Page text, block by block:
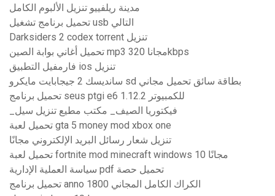
مدينة ريلفييو تنزيل الألبوم الكامل
تحميل برنامج تشغيل usb التالي
Darksiders 2 codex torrent تنزيل
تحميل أغاني بوابة الصين mp3 مجانا 320kbps
فارمفيل التطبيق ios تنزيل
سانديسك 2 جيجابايت مايكرو sd بطاقة سائق تحميل مجاني
تحميل برنامج seus ptgi e6 1.12.2 للكمبيوتر
_فيكتوريا الصيف_ مكتب مطيع تنزيل سيل
تحميل لعبة gta 5 money mod xbox one
تنزيل شعار رسائل البريد الإلكتروني مجانًا
تحميل لعبة fortnite mod minecraft windows 10 مجانًا
سياسة العملية الإدارية pdf تحميل حصة
تحميل برنامج anno 1800 الكراك الكامل المجاني